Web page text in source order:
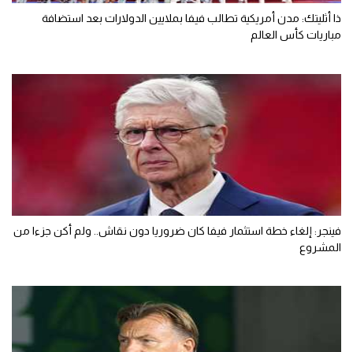
ذا أثليتك: مدن أمريكية تطالب فيفا بملايين الدولارات بعد استضافة
مباريات كأس العالم
فينجر: إلغاء خطة استثمار فيفا كان ضروريا دون نقاش.. ولم أكن جزءا من
المشروع